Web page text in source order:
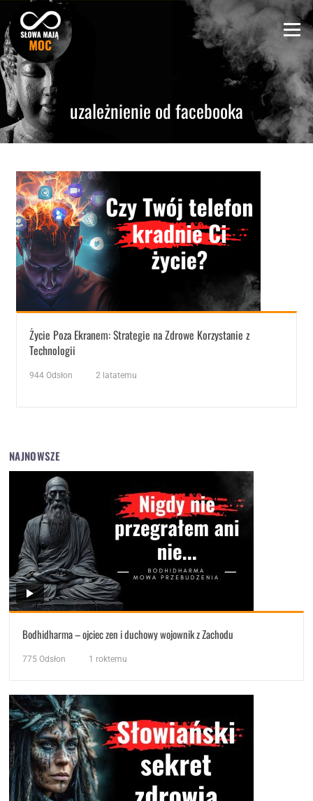
content
Menu
uzależnienie od facebooka
Życie Poza Ekranem: Strategie na Zdrowe Korzystanie z
Technologii
944 Odsłon 2 latatemu
NAJNOWSZE
Bodhidharma – ojciec zen i duchowy wojownik z Zachodu
775 Odsłon 1 roktemu